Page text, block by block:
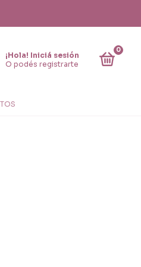
¡Hola! Iniciá sesión
O podés registrarte
0